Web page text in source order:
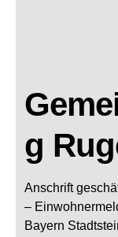
g
Anschrift
–
Bayern